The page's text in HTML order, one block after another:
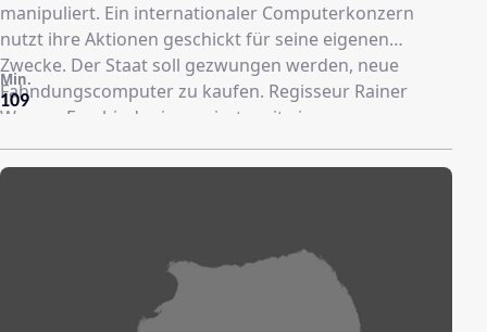
manipuliert. Ein internationaler Computerkonzern
nutzt ihre Aktionen geschickt für seine eigenen
Zwecke. Der Staat soll gezwungen werden, neue
Fahndungscomputer zu kaufen. Regisseur Rainer
Werner Fassbinder inszenierte mit einer
hervorragenden Besetzung diesen Film, der die
Absatzstrategien international operierender Konzerne
109
Min.